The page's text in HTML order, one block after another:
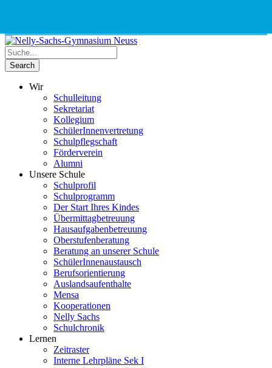
Wir
Schulleitung
Sekretariat
Kollegium
SchülerInnenvertretung
Schulpflegschaft
Förderverein
Alumni
Unsere Schule
Schulprofil
Schulprogramm
Der Start Ihres Kindes
Übermittagbetreuung
Hausaufgabenbetreuung
Oberstufenberatung
Beratung an unserer Schule
SchülerInnenaustausch
Berufsorientierung
Auslandsaufenthalte
Mensa
Kooperationen
Nelly Sachs
Schulchronik
Lernen
Zeitraster
Interne Lehrpläne Sek I
Number
for
calling
Address
Maps